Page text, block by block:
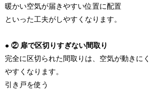
暖かい空気が届きやすい位置に配置
といった工夫がしやすくなります。
● ② 扉で区切りすぎない間取り
完全に区切られた間取りは、空気が動きに
やすくなります。
引き戸を使う